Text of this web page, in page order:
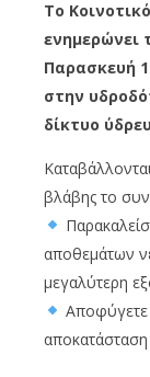
To
ενημερώνει
Παρασκευή
στην
δίκτυο
βλάβης το
αποθεμάτων
μεγαλύτερη
Αποφύγετε